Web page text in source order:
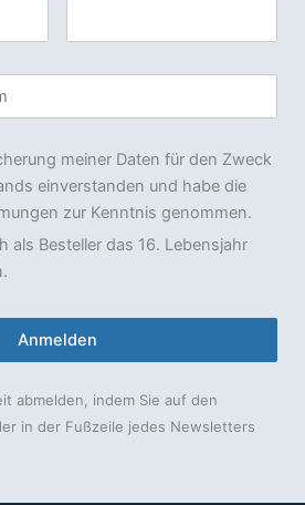
meiner Daten für den Zweck
einverstanden und habe die
zur Kenntnis genommen.
als Besteller das 16. Lebensjahr
Anmelden
abmelden, indem Sie auf den
in der Fußzeile jedes Newsletters